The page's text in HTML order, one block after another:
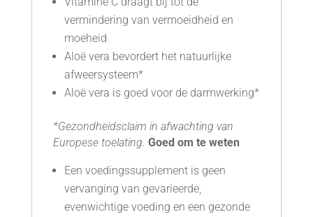
vermindering van vermoeidheid en
moeheid
Aloë vera bevordert het natuurlijke
afweersysteem*
Aloë vera is goed voor de darmwerking*
*Gezondheidsclaim in afwachting van
Europese toelating. Goed om te weten
Een voedingssupplement is geen
vervanging van gevarieerde,
evenwichtige voeding en een gezonde